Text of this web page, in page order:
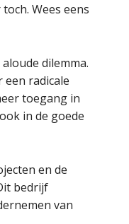
Wees eens
dilemma.
radicale
toegang in
in de goede
en de
bedrijf
van